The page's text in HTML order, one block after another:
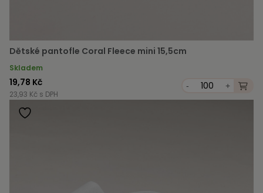
Dětské pantofle Coral Fleece mini 15,5cm
Skladem
19,78 Kč
23,93 Kč s DPH
- +